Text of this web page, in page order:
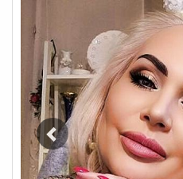
Предыдущее
фото